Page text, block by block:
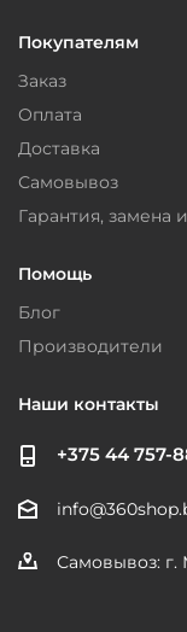
Покупателям
Заказ
Оплата
Доставка
Самовывоз
Гарантия, замена
Помощь
Блог
Производители
Наши контакты
+375 44 757-
Самовывоз: г.